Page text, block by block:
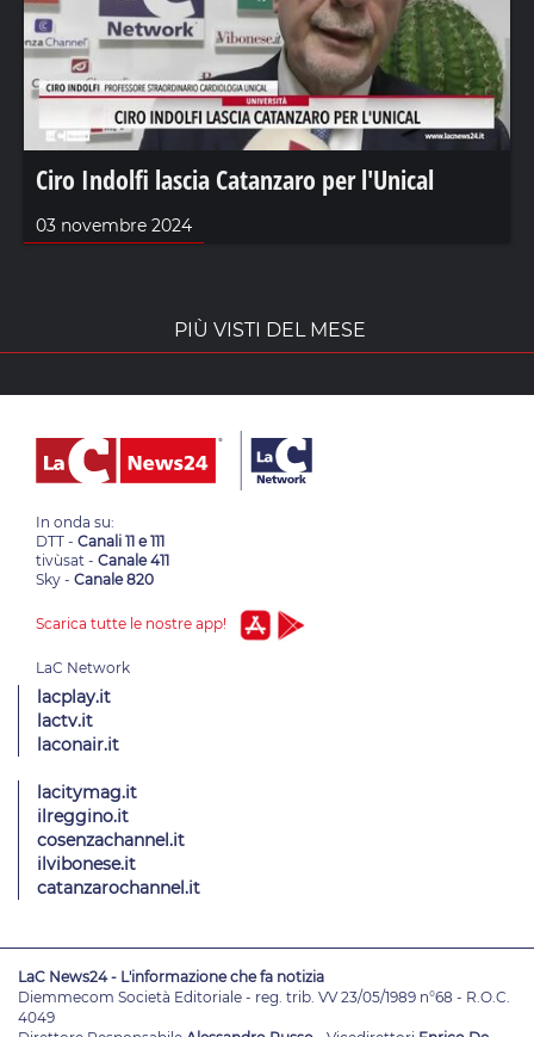
Ciro Indolfi lascia Catanzaro per l'Unical
03 novembre 2024
PIÙ VISTI DEL MESE
In onda su:
DTT - Canali 11 e 111
tivùsat - Canale 411
Sky - Canale 820
Scarica tutte le nostre app!
lacplay.it
lactv.it
laconair.it
lacitymag.it
ilreggino.it
cosenzachannel.it
ilvibonese.it
catanzarochannel.it
LaC News24 - L'informazione che fa notizia
Diemmecom Società Editoriale - reg. trib. VV 23/05/1989 n°68 - R.O.C.
4049